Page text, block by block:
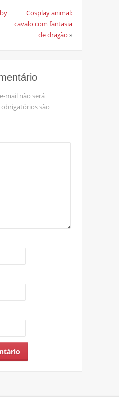
Cosplay animal:
cavalo com fantasia
de dragão »
mail não será
obrigatórios são